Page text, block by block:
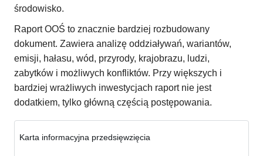
środowisko.
Raport OOŚ to znacznie bardziej rozbudowany
dokument. Zawiera analizę oddziaływań, wariantów,
emisji, hałasu, wód, przyrody, krajobrazu, ludzi,
zabytków i możliwych konfliktów. Przy większych i
bardziej wrażliwych inwestycjach raport nie jest
dodatkiem, tylko główną częścią postępowania.
Karta informacyjna przedsięwzięcia